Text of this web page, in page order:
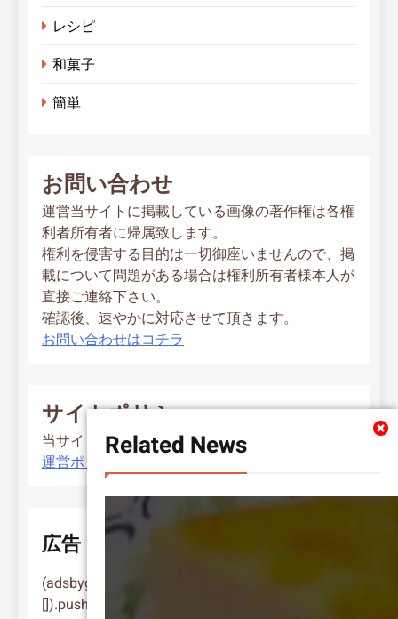
Related News
レシピ
和菓子
簡単
お問い合わせ
運営当サイトに掲載している画像の著作権は各権
利者所有者に帰属致します。
権利を侵害する目的は一切御座いませんので、掲
載について問題がある場合は権利所有者様本人が
直接ご連絡下さい。
確認後、速やかに対応させて頂きます。
お問い合わせはコチラ
サイトポリシー
当サイト運営ポリシー
運営ポリシー
広告
(adsbygoogle = window.adsbygoogle ||
[]).push({});